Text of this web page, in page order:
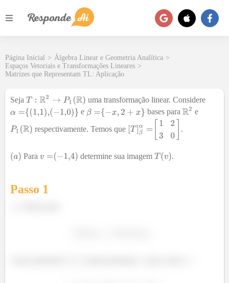
Página Inicial > Álgebra Linear e Geometria Analítica >
Espaços Vetoriais e Transformações Lineares >
Matrizes que Representam TL: Aplicação
Seja
uma transformação linear. Considere
e
bases para
e
respectivamente. Temos que
.
Para determine sua imagem .
Passo 1